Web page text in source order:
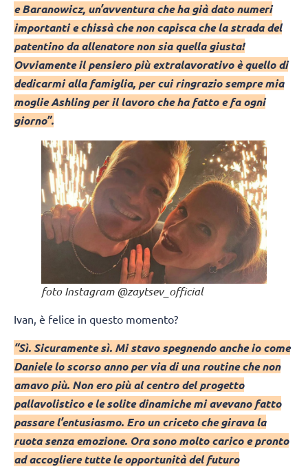
e Baranowicz, un’avventura che ha già dato numeri
importanti e chissà che non capisca che la strada del
patentino da allenatore non sia quella giusta!
Ovviamente il pensiero più extralavorativo è quello di
dedicarmi alla famiglia, per cui ringrazio sempre mia
moglie Ashling per il lavoro che ha fatto e fa ogni
giorno”.
foto Instagram @zaytsev_official
Ivan, è felice in questo momento?
“Sì. Sicuramente sì. Mi stavo spegnendo anche io come
Daniele lo scorso anno per via di una routine che non
amavo più. Non ero più al centro del progetto
pallavolistico e le solite dinamiche mi avevano fatto
passare l’entusiasmo. Ero un criceto che girava la
ruota senza emozione. Ora sono molto carico e pronto
ad accogliere tutte le opportunità del futuro